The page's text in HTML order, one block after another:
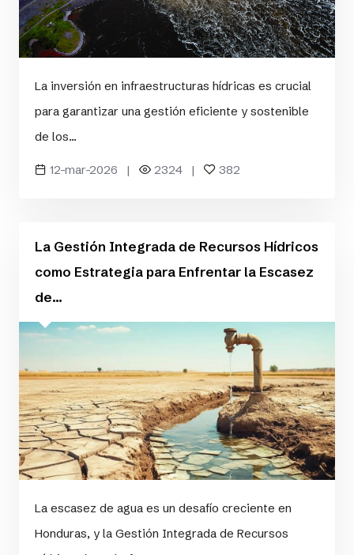
La inversión en infraestructuras hídricas es crucial
para garantizar una gestión eficiente y sostenible
de los...
12-mar-2026 | 2324 | 382
La Gestión Integrada de Recursos Hídricos
como Estrategia para Enfrentar la Escasez
de...
La escasez de agua es un desafío creciente en
Honduras, y la Gestión Integrada de Recursos